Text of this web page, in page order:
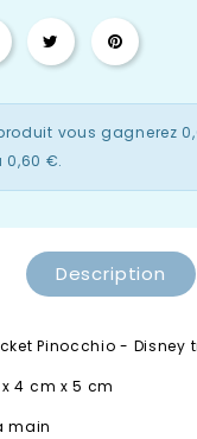
vous gagnerez
0,60 €.
Description
Pinocchio - Disney
4 cm x 5 cm
main